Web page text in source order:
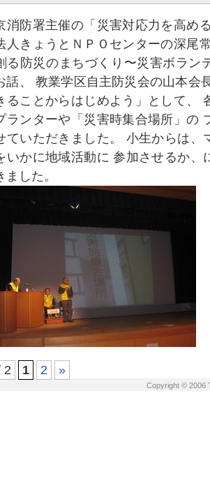
消防署主催の「災害対応力を高め
人きょうとＮＰＯセンターの深尾
る防災のまちづくり〜災害ボラン
話、 教業学区自主防災会の山本会
ることからはじめよう」として、
ランターや「災害時集合場所」の
ていただきました。 小生からは、
いかに地域活動に 参加させるか、
ました。
2 1 2 »
Copyright © 2006